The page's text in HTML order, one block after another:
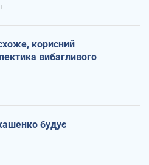
корисний
вибагливого
будує